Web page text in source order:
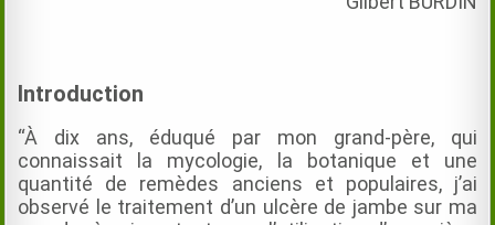
Introduction
“À dix ans, éduqué par mon grand-père, qui
connaissait la mycologie, la botanique et une
quantité de remèdes anciens et populaires, j’ai
observé le traitement d’un ulcère de jambe sur ma